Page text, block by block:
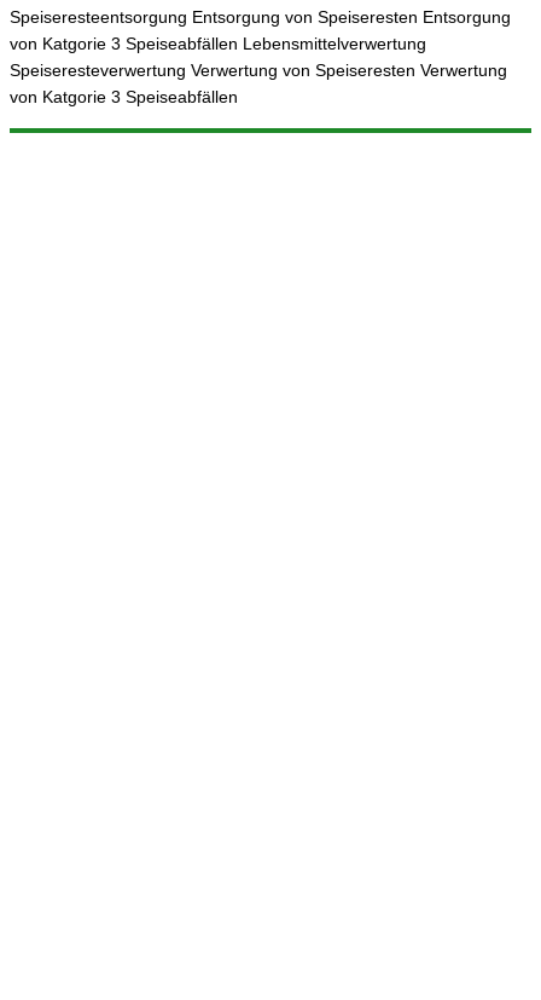
Speiseresteentsorgung Entsorgung von Speiseresten Entsorgung
von Katgorie 3 Speiseabfällen Lebensmittelverwertung
Speiseresteverwertung Verwertung von Speiseresten Verwertung
von Katgorie 3 Speiseabfällen